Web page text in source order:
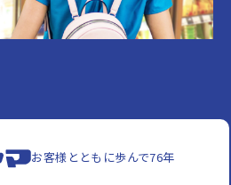
お客様とともに歩んで76年